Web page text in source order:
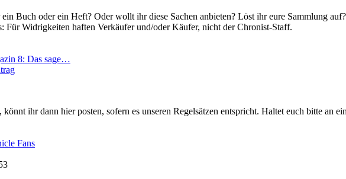
Buch oder ein Heft? Oder wollt ihr diese Sachen anbieten? Löst ihr eure Sammlung
Für Widrigkeiten haften Verkäufer und/oder Käufer, nicht der Chronist-Staff.
8: Das sage…
ihr dann hier posten, sofern es unseren Regelsätzen entspricht. Haltet euch bitte an
Fans